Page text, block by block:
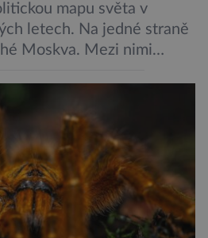
mapu světa v
letech. Na jedné straně
Moskva. Mezi nimi
opona a miliony
pohotovosti. A pak je tu
ředitel společnosti
roku 1989 stává
čítá sedmnáct […]